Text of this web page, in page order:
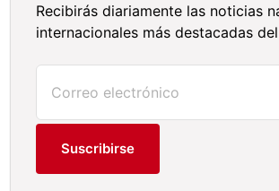
Recibirás diariamente las noticias
internacionales más destacadas
Suscribirse